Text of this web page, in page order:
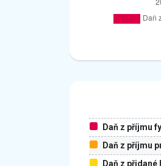
Daň z příjmu
Daň z příjmu
Daň z